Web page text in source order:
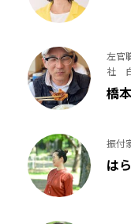
左官
社
橋
振付
は